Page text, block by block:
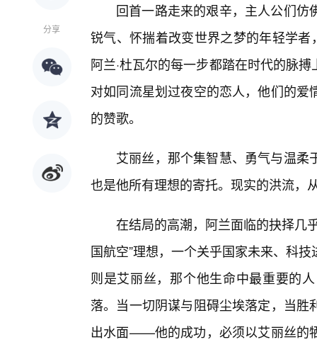
分享
回首一路走来的艰辛，主人公们
锐气、怀揣着改变世界之梦的年轻学
阿兰·杜瓦尔的每一步都踏在时代的脉
对如同流星划过夜空的恋人，他们的
的赞歌。
艾丽丝，那个集智慧、勇气与温
也是他所有理想的寄托。现实的洪流，
在结局的高潮，阿兰面临的抉择几
国航空”理想，一个关乎国家未来、科
则是艾丽丝，那个他生命中最重要的
落。当一切阴谋与阻碍尘埃落定，当
出水面——他的成功，必须以艾丽丝的